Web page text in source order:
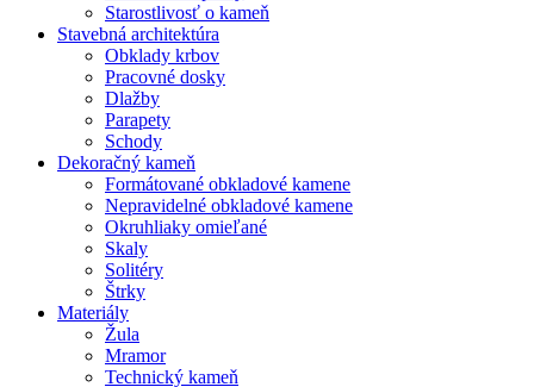
Starostlivosť o kameň
Stavebná architektúra
Obklady krbov
Pracovné dosky
Dlažby
Parapety
Schody
Dekoračný kameň
Formátované obkladové kamene
Nepravidelné obkladové kamene
Okruhliaky omieľané
Skaly
Solitéry
Štrky
Materiály
Žula
Mramor
Technický kameň